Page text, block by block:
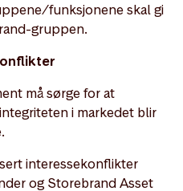
funksjonene skal gi
gruppen.
må sørge for at
i markedet blir
interessekonflikter
og Storebrand Asset